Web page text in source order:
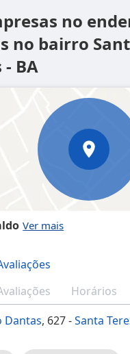
no
no bairro
BA
Horários
Dantas, 627 -Santa